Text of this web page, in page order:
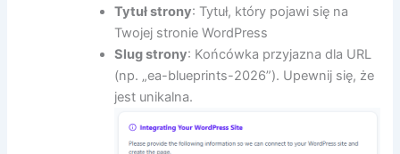
Tytuł strony: Tytuł, który pojawi się na
Twojej stronie WordPress
Slug strony: Końcówka przyjazna dla URL
(np. „ea-blueprints-2026”). Upewnij się, że
jest unikalna.